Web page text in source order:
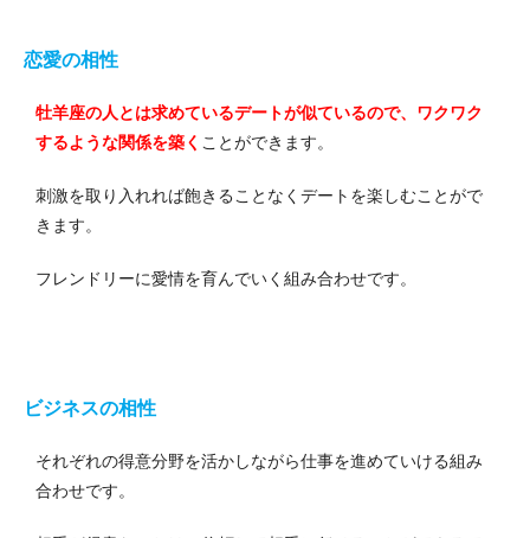
恋愛の相性
牡羊座の人とは求めているデートが似ているので、ワクワク
するような関係を築く ことができます。
刺激を取り入れれば飽きることなくデートを楽しむことがで
きます。
フレンドリーに愛情を育んでいく組み合わせです。
ビジネスの相性
それぞれの得意分野を活かしながら仕事を進めていける組み
合わせです。